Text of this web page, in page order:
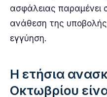
ασφάλειας παραμένει
ανάθεση της
εγγύηση.
Η ετήσια
Οκτωβρίου